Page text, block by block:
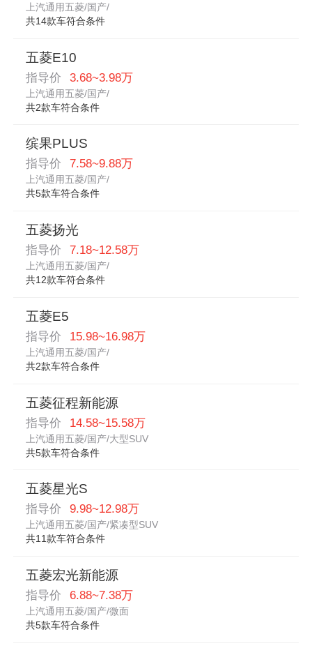
上汽通用五菱/国产/
共14款车符合条件
五菱E10
指导价 3.68~3.98万
上汽通用五菱/国产/
共2款车符合条件
缤果PLUS
指导价 7.58~9.88万
上汽通用五菱/国产/
共5款车符合条件
五菱扬光
指导价 7.18~12.58万
上汽通用五菱/国产/
共12款车符合条件
五菱E5
指导价 15.98~16.98万
上汽通用五菱/国产/
共2款车符合条件
五菱征程新能源
指导价 14.58~15.58万
上汽通用五菱/国产/大型SUV
共5款车符合条件
五菱星光S
指导价 9.98~12.98万
上汽通用五菱/国产/紧凑型SUV
共11款车符合条件
五菱宏光新能源
指导价 6.88~7.38万
上汽通用五菱/国产/微面
共5款车符合条件